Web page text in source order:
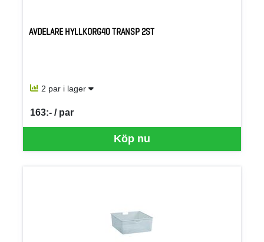
AVDELARE HYLLKORG40 TRANSP 2ST
2 par i lager
Köp nu
163:- / par
SEK per PAR